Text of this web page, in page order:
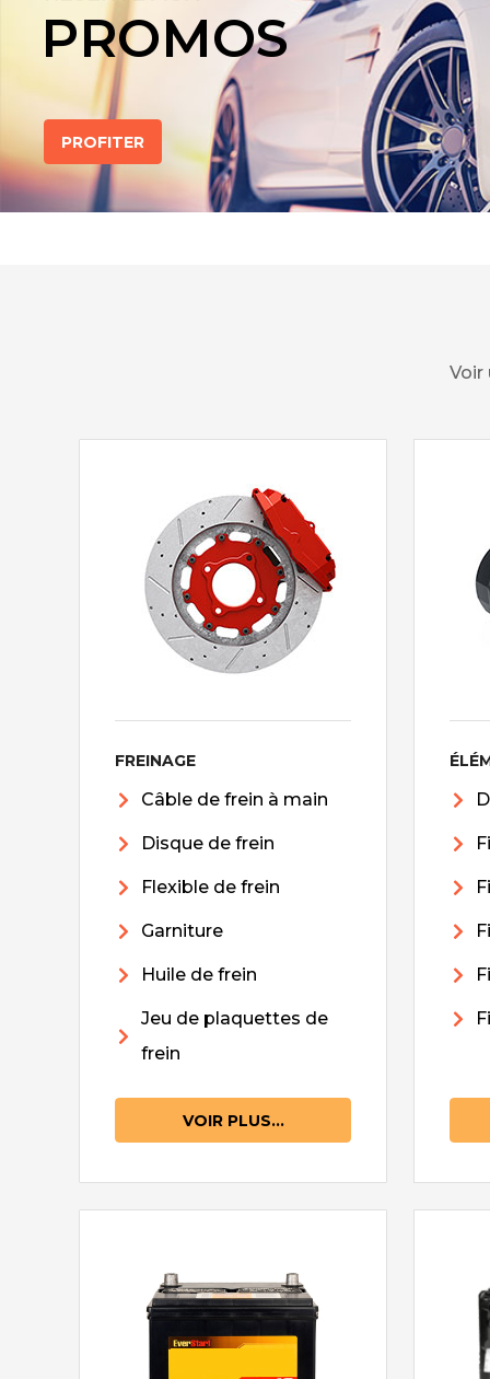
PROMOS
PROFITER
Voir
FREINAGE
Câble de frein à main
Disque de frein
Flexible de frein
Garniture
Huile de frein
Jeu de plaquettes de
frein
VOIR PLUS...